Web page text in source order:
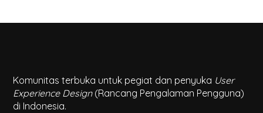
Komunitas terbuka untuk pegiat dan penyuka User
Experience Design(Rancang Pengalaman Pengguna)
di Indonesia.